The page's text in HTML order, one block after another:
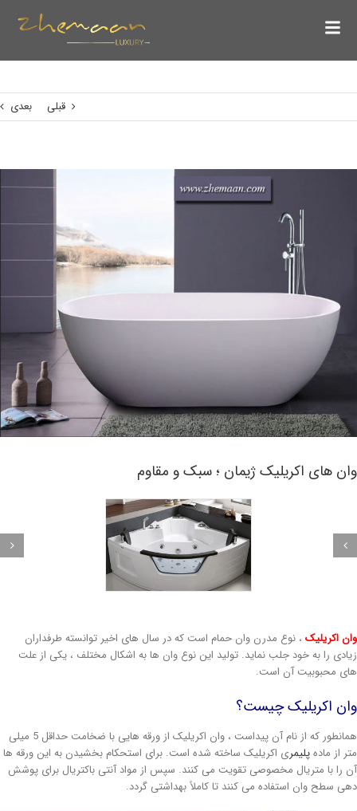
قبلی بعدی
های اکریلیک ژیمان ؛ سبک و مقاوم
اکریلیک، نوع مدرن وان حمام است که در سال های اخیر توانسته طرفداران
را به خود جلب نماید. تولید این نوع وان ها به اشکال مختلف ، یکی از علت
محبوبیت آن است.
اکریلیک چیست؟
همانطور که از نام آن پیداست ، وان اکریلیک از ورقه هایی با ضخامت حداقل 5 میلی
از مادهپلیمری اکریلیک ساخته شده است. برای استحکام بخشیدن به این ورقه ها
را با متریال مخصوصی تقویت می کنند. سپس از مواد آنتی باکتریال برای پوشش
سطح وان استفاده می کنند تا کاملاً بهداشتی گردد.